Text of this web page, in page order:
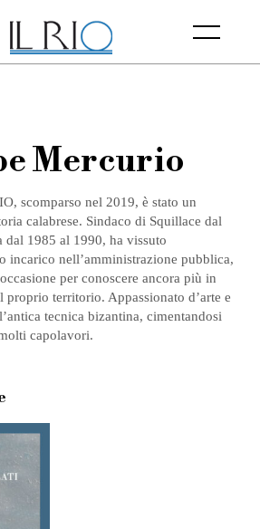
Menu
Mercurio
scomparso nel 2019, è stato un
calabrese. Sindaco di Squillace dal
dal 1985 al 1990, ha vissuto
incarico nell’amministrazione pubblica,
per conoscere ancora più in
proprio territorio. Appassionato d’arte e
tecnica bizantina, cimentandosi
capolavori.